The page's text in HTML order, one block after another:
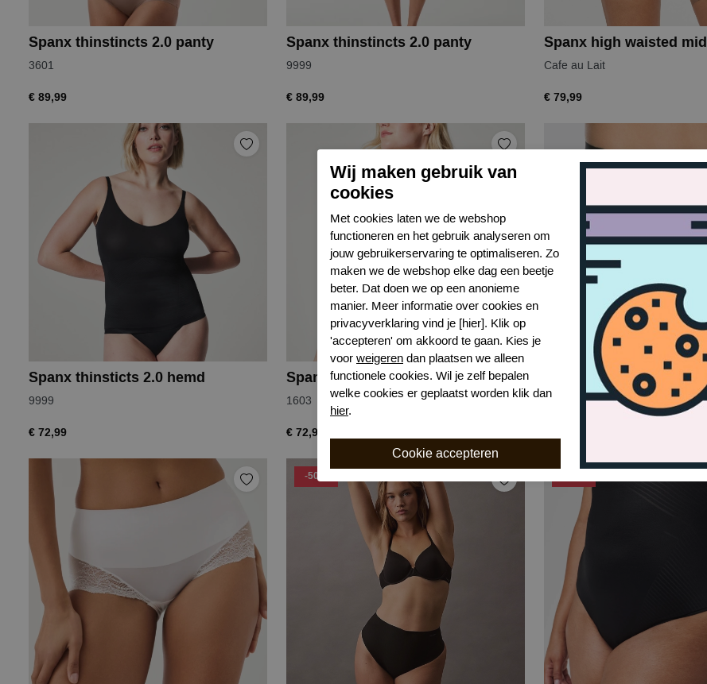
Spanx thinstincts 2.0 panty
3601
€ 89,99
Spanx thinstincts 2.0 panty
9999
€ 89,99
Spanx high waisted
Cafe au Lait
€ 79,99
Spanx thinsticts 2.0 hemd
9999
€ 72,99
Spanx thinsticts 2.0 hemd
1603
€ 72,99
Very Black
-50%
Wij maken gebruik van
cookies
Met cookies laten we de webshop
functioneren en het gebruik analyseren om
jouw gebruikerservaring te optimaliseren. Zo
maken we de webshop elke dag een beetje
beter. Dat doen we op een anonieme
manier. Meer informatie over cookies en
privacyverklaring vind je [hier]. Klik op
'accepteren' om akkoord te gaan. Kies je
voor weigeren dan plaatsen we alleen
functionele cookies. Wil je zelf bepalen
welke cookies er geplaatst worden klik dan
hier.